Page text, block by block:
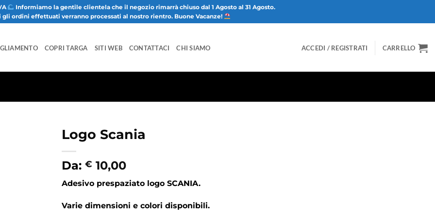
Informiamo la gentile clientela che il negozio rimarrà chiuso dal 1 Agosto al 31 Agosto.
gli ordini effettuati verranno processati al nostro rientro. Buone Vacanze!
COPRI TARGA SITI WEB CONTATTACI CHI SIAMO ACCEDI / REGISTRATI CARRELLO
Logo Scania
Da: € 10,00
Adesivo prespaziato logo SCANIA.
Varie dimensioni e colori disponibili.